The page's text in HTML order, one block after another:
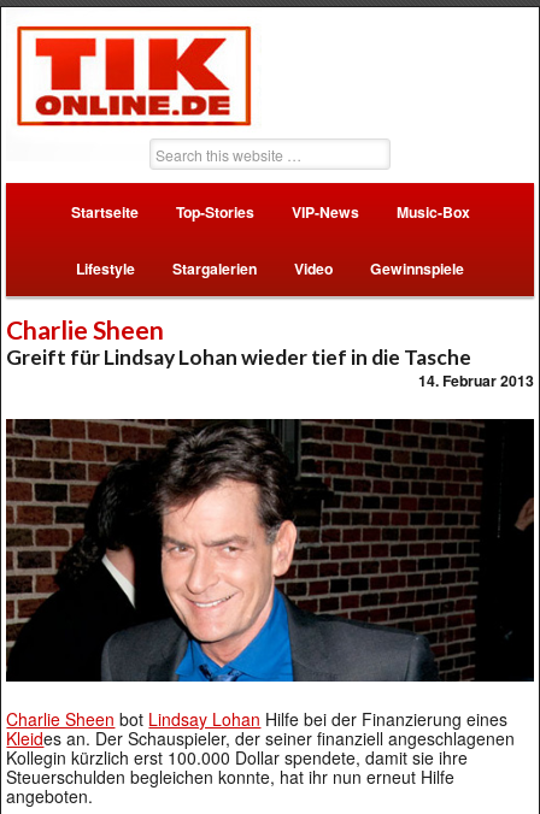
Startseite Top-Stories VIP-News Music-Box
Lifestyle Stargalerien Video Gewinnspiele
Charlie Sheen
Greift für Lindsay Lohan wieder tief in die Tasche
14. Februar 2013
Charlie Sheen bot Lindsay Lohan Hilfe bei der Finanzierung eines
Kleides an. Der Schauspieler, der seiner finanziell angeschlagenen
Kollegin kürzlich erst 100.000 Dollar spendete, damit sie ihre
Steuerschulden begleichen konnte, hat ihr nun erneut Hilfe
angeboten.